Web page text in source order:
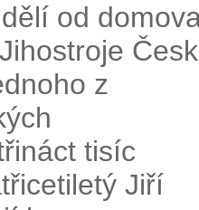
od
z
tisíc
Jiří